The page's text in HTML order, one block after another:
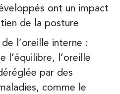
ont un impact
de la posture
l’oreille interne :
l’équilibre, l’oreille
par des
comme le